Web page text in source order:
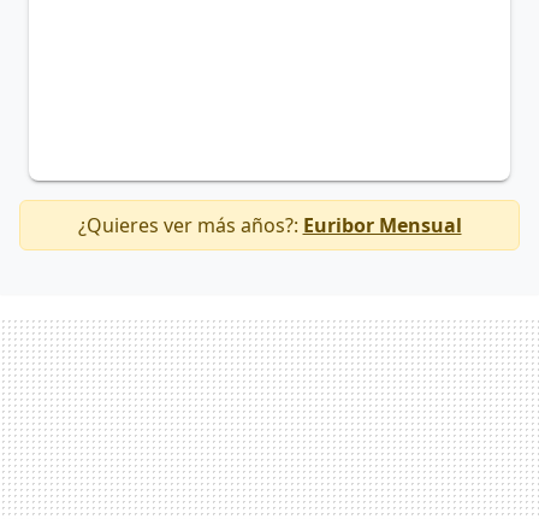
¿Quieres ver más años?: Euribor Mensual